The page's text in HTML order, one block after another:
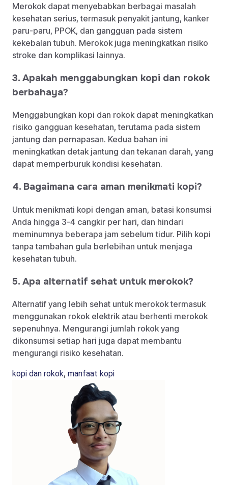
Merokok dapat menyebabkan berbagai masalah
kesehatan serius, termasuk penyakit jantung, kanker
paru-paru, PPOK, dan gangguan pada sistem
kekebalan tubuh. Merokok juga meningkatkan risiko
stroke dan komplikasi lainnya.
3. Apakah menggabungkan kopi dan rokok
berbahaya?
Menggabungkan kopi dan rokok dapat meningkatkan
risiko gangguan kesehatan, terutama pada sistem
jantung dan pernapasan. Kedua bahan ini
meningkatkan detak jantung dan tekanan darah, yang
dapat memperburuk kondisi kesehatan.
4. Bagaimana cara aman menikmati kopi?
Untuk menikmati kopi dengan aman, batasi konsumsi
Anda hingga 3-4 cangkir per hari, dan hindari
meminumnya beberapa jam sebelum tidur. Pilih kopi
tanpa tambahan gula berlebihan untuk menjaga
kesehatan tubuh.
5. Apa alternatif sehat untuk merokok?
Alternatif yang lebih sehat untuk merokok termasuk
menggunakan rokok elektrik atau berhenti merokok
sepenuhnya. Mengurangi jumlah rokok yang
dikonsumsi setiap hari juga dapat membantu
mengurangi risiko kesehatan.
kopi dan rokok, manfaat kopi